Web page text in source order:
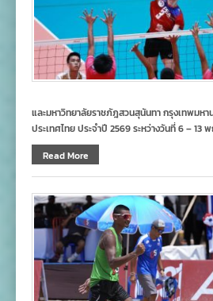
และมหาวิทยาลัยราชภัฎสวนสุนันทา กรุงเทพมห
ประเทศไทย ประจำปี 2569 ระหว่างวันที่ 6 –
Read More